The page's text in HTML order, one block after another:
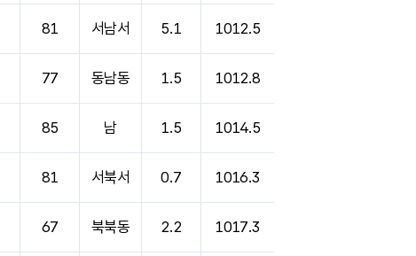
81 서남서 5.1 1012.5
77 동남동 1.5 1012.8
85 남 1.5 1014.5
81 서북서 0.7 1016.3
67 북북동 2.2 1017.3